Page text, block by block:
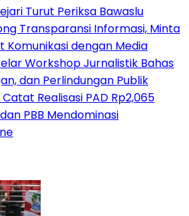
Turut Periksa Bawaslu
Transparansi Informasi, Minta
Komunikasi dengan Media
Workshop Jurnalistik Bahas
dan Perlindungan Publik
Realisasi PAD Rp2,065
PBB Mendominasi